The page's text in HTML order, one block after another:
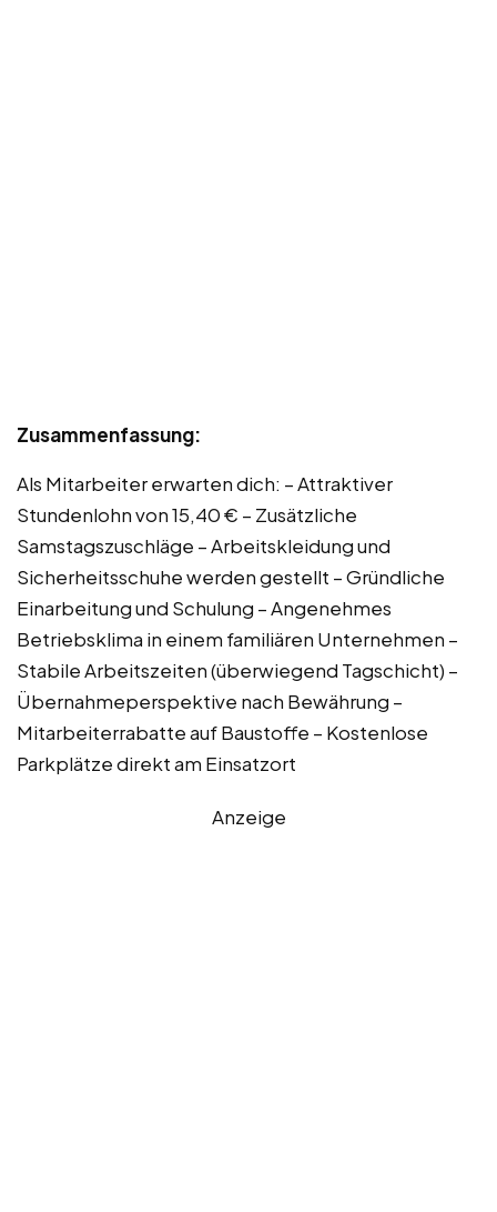
Zusammenfassung:
Als Mitarbeiter erwarten dich: – Attraktiver
Stundenlohn von 15,40 € – Zusätzliche
Samstagszuschläge – Arbeitskleidung und
Sicherheitsschuhe werden gestellt – Gründliche
Einarbeitung und Schulung – Angenehmes
Betriebsklima in einem familiären Unternehmen –
Stabile Arbeitszeiten (überwiegend Tagschicht) –
Übernahmeperspektive nach Bewährung –
Mitarbeiterrabatte auf Baustoffe – Kostenlose
Parkplätze direkt am Einsatzort
Anzeige